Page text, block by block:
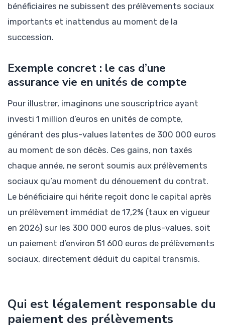
bénéficiaires ne subissent des prélèvements sociaux
importants et inattendus au moment de la
succession.
Exemple concret : le cas d’une
assurance vie en unités de compte
Pour illustrer, imaginons une souscriptrice ayant
investi 1 million d’euros en unités de compte,
générant des plus-values latentes de 300 000 euros
au moment de son décès. Ces gains, non taxés
chaque année, ne seront soumis aux prélèvements
sociaux qu’au moment du dénouement du contrat.
Le bénéficiaire qui hérite reçoit donc le capital après
un prélèvement immédiat de 17,2% (taux en vigueur
en 2026) sur les 300 000 euros de plus-values, soit
un paiement d’environ 51 600 euros de prélèvements
sociaux, directement déduit du capital transmis.
Qui est légalement responsable du
paiement des prélèvements